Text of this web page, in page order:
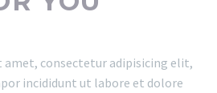
amet, consectetur adipisicing elit,
incididunt ut labore et dolore